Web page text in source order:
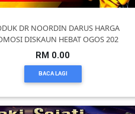
DR NOORDIN DARUS HARGA
DISKAUN HEBAT OGOS 202
RM 0.00
BACA LAGI